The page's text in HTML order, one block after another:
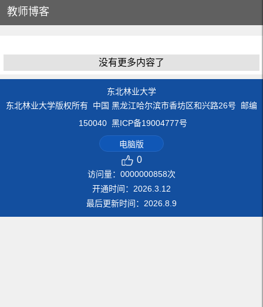
教师博客
没有更多内容了
东北林业大学
东北林业大学版权所有 中国 黑龙江哈尔滨市香坊区和兴路26号 邮编
150040 黑ICP备19004777号
电脑版
0
访问量： 0000000858次
开通时间： 2026 3 12
最后更新时间： 2026 8 9